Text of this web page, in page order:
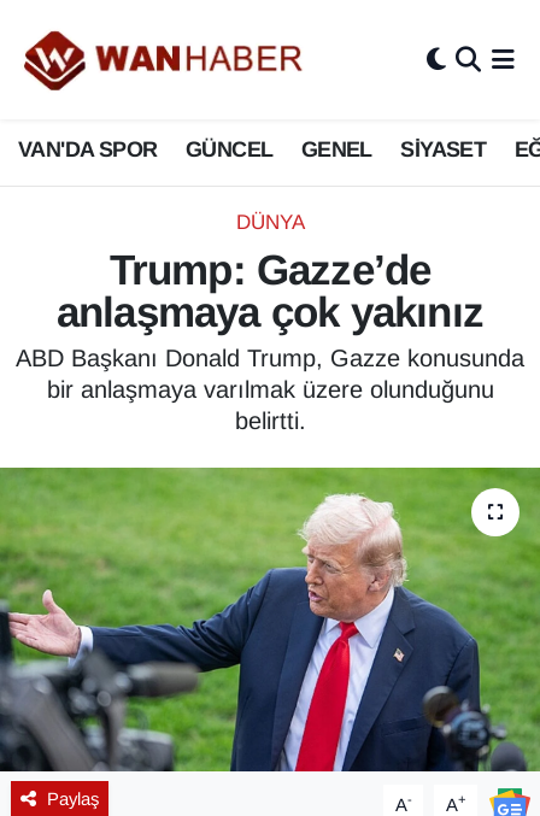
VAN'DA SPOR GÜNCEL GENEL SİYASET
DÜNYA
Trump: Gazze’de
anlaşmaya çok yakınız
ABD Başkanı Donald Trump, Gazze konusunda
bir anlaşmaya varılmak üzere olunduğunu
belirtti.
Paylaş A- A+
3.SAYFA
ASAYİŞ
BİLİM VE TEKNOLOJİ
Biyografi
Bölge Haberleri
ÇEVRE
Dernekler, Odalar
Diğer
DÜNYA
EĞİTİM
EKONOMİ
Van Nöbetçi Eczaneler
Van Hava Durumu
Van Namaz Vakitleri
Van Trafik Yoğunluk Haritası
Süper Lig Puan Durumu ve Fikstür
Tüm Manşetler
Haber Arşivi